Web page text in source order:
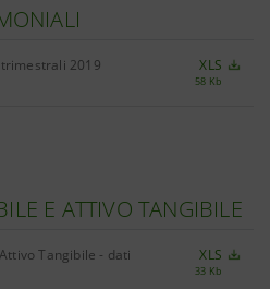
2019 XLS
58 Kb
E ATTIVO TANGIBILE
Tangibile - dati
XLS
33 Kb